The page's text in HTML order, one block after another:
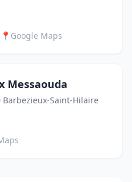
📍 Google Maps
Messaouda
Barbezieux-Saint-Hilaire